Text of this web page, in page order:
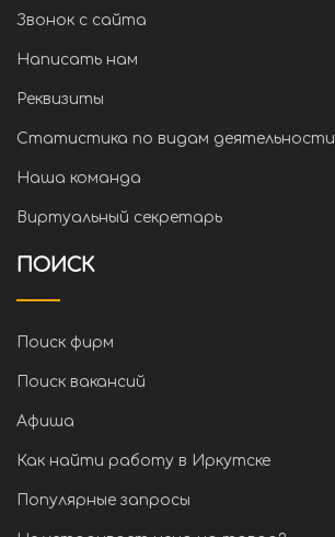
Звонок с сайта
Написать нам
Реквизиты
Статистика по видам деятельности
Наша команда
Виртуальный секретарь
ПОИСК
Поиск фирм
Поиск вакансий
Афиша
Как найти работу в Иркутске
Популярные запросы